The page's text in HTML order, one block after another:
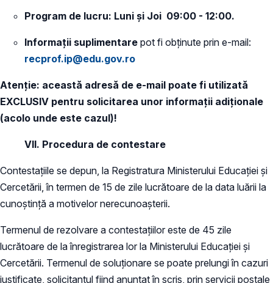
Program de lucru: Luni și Joi 09:00 - 12:00.
Informații suplimentare pot fi obținute prin e-mail:
recprof.ip@edu.gov.ro
Atenție: această adresă de e-mail poate fi utilizată
EXCLUSIV pentru solicitarea unor informații adiționale
(acolo unde este cazul)!
VII. Procedura de contestare
Contestaţiile se depun, la Registratura Ministerului Educației și
Cercetării, în termen de 15 de zile lucrătoare de la data luării la
cunoştinţă a motivelor nerecunoaşterii.
Termenul de rezolvare a contestaţiilor este de 45 zile
lucrătoare de la înregistrarea lor la Ministerului Educației și
Cercetării. Termenul de soluționare se poate prelungi în cazuri
justificate, solicitantul fiind anunțat în scris, prin servicii poștale